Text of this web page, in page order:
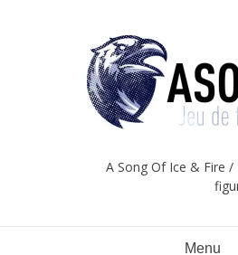
A Song Of Ice & Fire
Menu